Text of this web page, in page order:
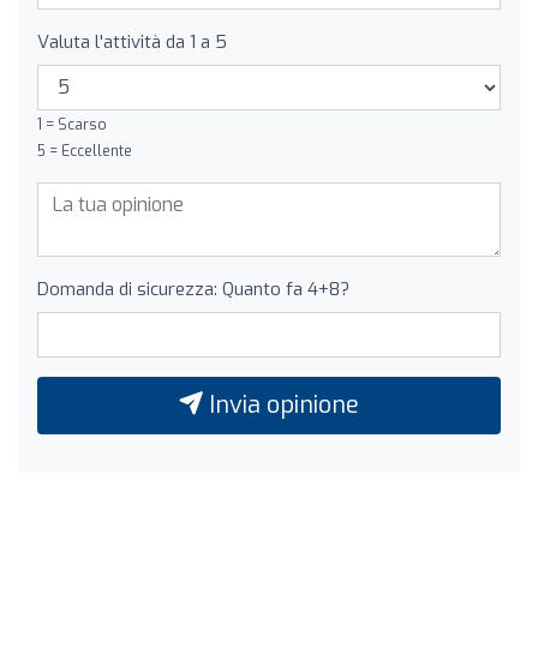
Valuta l'attività da 1 a 5
1 = Scarso
5 = Eccellente
Domanda di sicurezza: Quanto fa 4+8?
Invia opinione